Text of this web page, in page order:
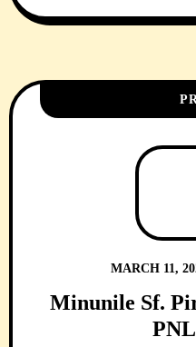
MARCH 11,
Minunile Sf.